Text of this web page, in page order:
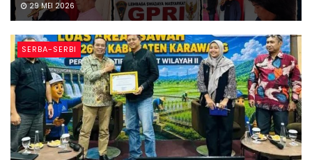
29 MEI 2026
SERBA-SERBI